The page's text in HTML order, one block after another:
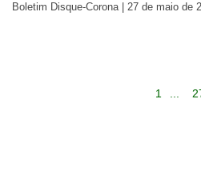
Boletim Disque-Corona | 27 de maio de
1